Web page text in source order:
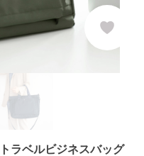
ラベルビジネスバッグ